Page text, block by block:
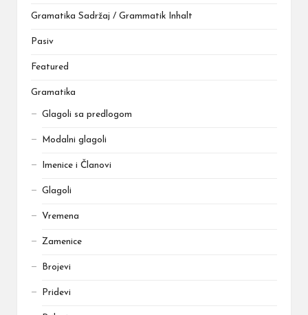
Gramatika Sadržaj / Grammatik Inhalt
Pasiv
Featured
Gramatika
Glagoli sa predlogom
Modalni glagoli
Imenice i Članovi
Glagoli
Vremena
Zamenice
Brojevi
Pridevi